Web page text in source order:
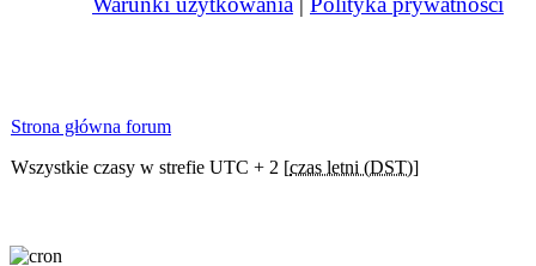
Strona główna forum
Wszystkie czasy w strefie UTC + 2 [czas letni (DST)]